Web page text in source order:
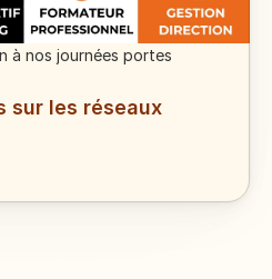
à nos journées portes
sur les réseaux